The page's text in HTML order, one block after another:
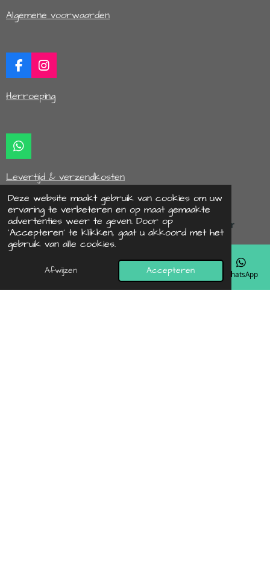
Deze website maakt gebruik van cookies om uw
ervaring te verbeteren en op maat gemaakte
advertenties weer te geven. Door op
‘Accepteren’ te klikken, gaat u akkoord met het
gebruik van alle cookies.
Afwijzen Accepteren
Algemene voorwaarden
F
a
c
e
o
k
I
n
s
t
Herroeping
W
h
a
t
s
A
p
p
Levertijd & verzendkosten
© 2022 - 2026 hipbyaif
E-mailadres Telefoonnummer Kaart Instagram WhatsApp